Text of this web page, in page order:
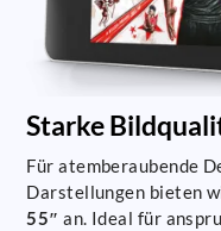
Starke
Für atemberaubende
Darstellungen bieten
55″an. Ideal für